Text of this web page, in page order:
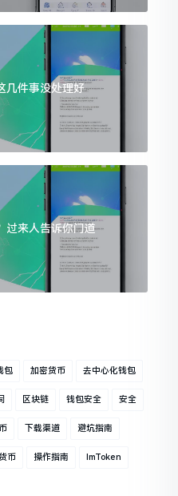
几件事没处理好
过来人告诉你门道
包 加密货币 去中心化钱包
区块链 钱包安全 安全
下载渠道 避坑指南
币 操作指南 ImToken